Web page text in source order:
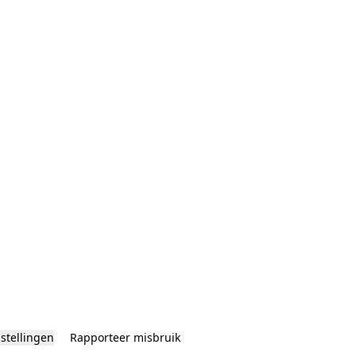
Rapporteer misbruik